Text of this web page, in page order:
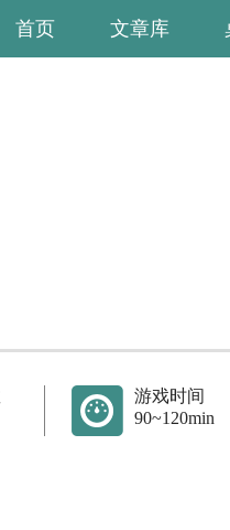
首页 文章库
游戏时间
90~120min